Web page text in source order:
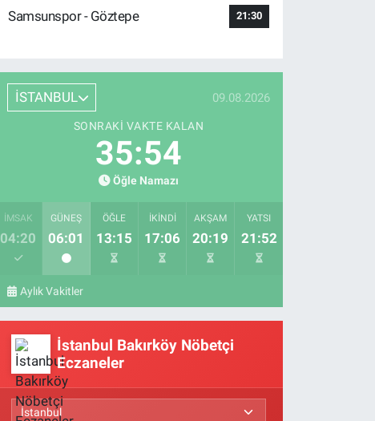
Samsunspor - Göztepe
21:30
İSTANBUL 09.08.2026
SONRAKI VAKTE KALAN
35:53
Öğle Namazı
İMSAK
04:20
GÜNEŞ
06:01
ÖĞLE
13:15
İKINDI
17:06
AKŞAM
20:19
YATSI
21:52
Aylık Vakitler
İstanbul Bakırköy Nöbetçi
Eczaneler